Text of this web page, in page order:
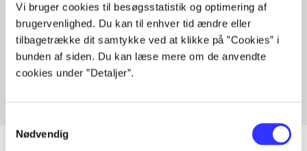
Vi bruger cookies til besøgsstatistik og optimering af
brugervenlighed. Du kan til enhver tid ændre eller
tilbagetrække dit samtykke ved at klikke på ”Cookies” i
bunden af siden. Du kan læse mere om de anvendte
cookies under ”Detaljer”.
Nødvendig
Artikler med samme emner
Fra